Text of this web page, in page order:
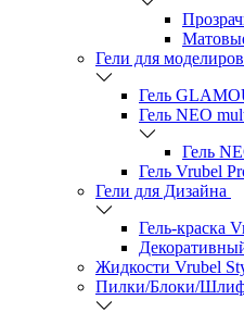
Гели для
Гель
Гель NEO
Гель
Гель Vrubel
Гели для Дизайна
Гель-краска
Жидкости Vrubel
Пилки/Блоки/